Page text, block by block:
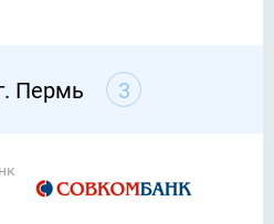
Пермь 3